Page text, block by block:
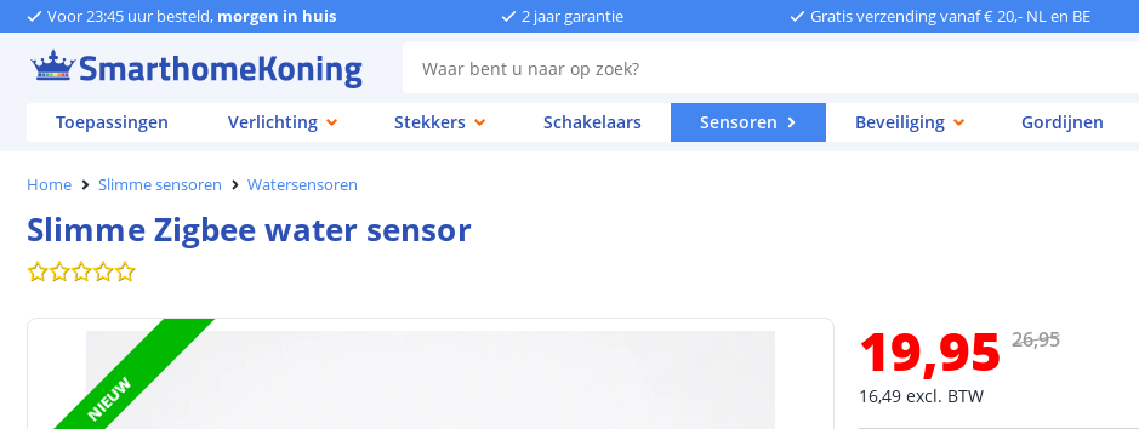
Voor 23:45 uur besteld, morgen in huis 2 jaar garantie Gratis verzending vanaf € 20,- NL en BE
Toepassingen Verlichting Stekkers Schakelaars Sensoren Beveiliging Gordijnen
Home Slimme sensoren Watersensoren
Slimme Zigbee water sensor
NIEUW
19,95
16,49 excl. BTW
26,95